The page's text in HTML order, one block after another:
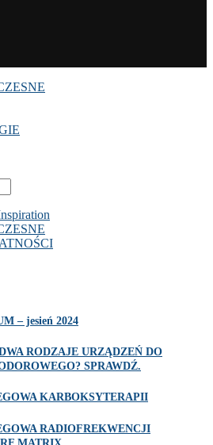
– jesień 2024
RODZAJE URZĄDZEŃ DO
SPRAWDŹ.
KARBOKSYTERAPII
RADIOFREKWENCJI